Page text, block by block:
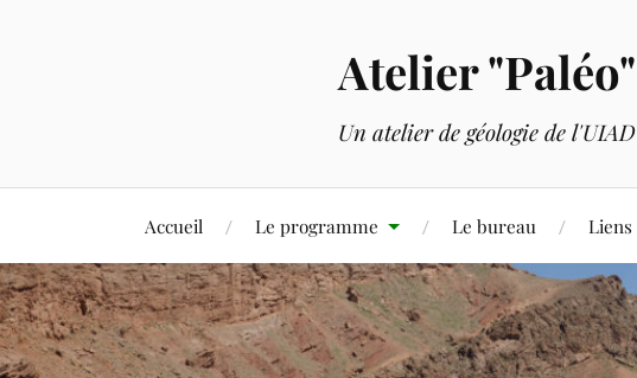
Atelier "Paléo"
Un atelier de géologie de l'UIAD
Accueil Le programme Le bureau Liens